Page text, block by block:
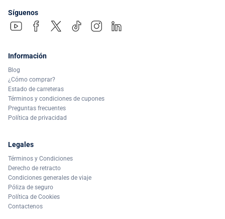
Síguenos
Información
Blog
¿Cómo comprar?
Estado de carreteras
Términos y condiciones de cupones
Preguntas frecuentes
Política de privacidad
Legales
Términos y Condiciones
Derecho de retracto
Condiciones generales de viaje
Póliza de seguro
Política de Cookies
Contactenos